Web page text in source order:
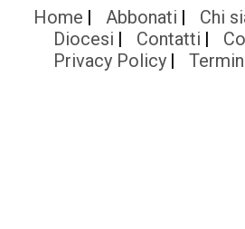
Home Abbonati Chi
Diocesi
Contatti
Privacy Policy